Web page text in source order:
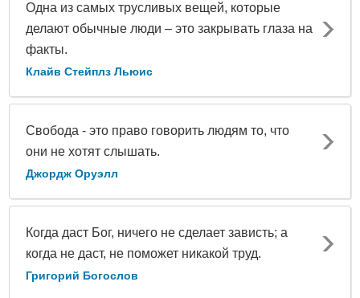
Одна из самых трусливых вещей, которые
делают обычные люди – это закрывать глаза на
факты.
Клайв Стейплз Льюис
Свобода - это право говорить людям то, что
они не хотят слышать.
Джордж Оруэлл
Когда даст Бог, ничего не сделает зависть; а
когда не даст, не поможет никакой труд.
Григорий Богослов